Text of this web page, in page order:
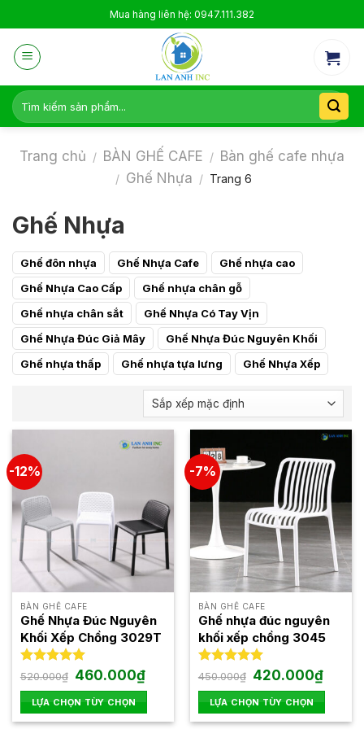
to
content
Mua hàng liên hệ: 0947.111.382
Tìm
kiếm:
Trang chủ / BÀN GHẾ CAFE / Bàn ghế cafe nhựa
/ Ghế Nhựa / Trang 6
Ghế Nhựa
Ghế đôn nhựa Ghế Nhựa Cafe
Ghế nhựa cao
Ghế Nhựa Cao Cấp
Ghế nhựa chân gỗ
Ghế nhựa chân sắt
Ghế Nhựa Có Tay Vịn
Ghế Nhựa Đúc Giả Mây
Ghế Nhựa Đúc Nguyên Khối
Ghế nhựa thấp
Ghế nhựa tựa lưng Ghế Nhựa Xếp
-12%
BÀN GHẾ CAFE
Ghế Nhựa Đúc Nguyên
Khối Xếp Chồng 3029T
Được xếp
5.00
5 sao
520.000₫ Giá
gốc
là:
520.000₫.
460.000₫Giá
hiện
tại
là:
460.000₫.
LỰA CHỌN TÙY CHỌN
Sản
-7%
BÀN GHẾ CAFE
Ghế nhựa đúc nguyên
khối xếp chồng 3045
Được xếp
5.00
5 sao
450.000₫ Giá
gốc
là:
450.000₫.
420.000₫Giá
hiện
tại
là:
LỰA CHỌN TÙY CHỌN
Sản